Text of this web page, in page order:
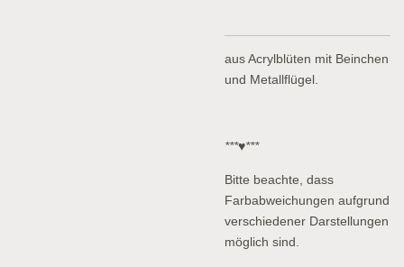
aus Acrylblüten mit Beinchen
und Metallflügel.
***♥***
Bitte beachte, dass
Farbabweichungen aufgrund
verschiedener Darstellungen
möglich sind.